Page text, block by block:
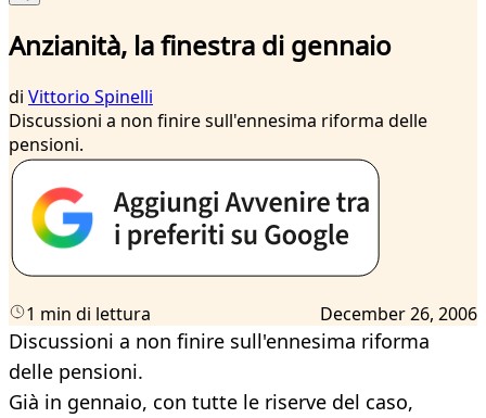
Anzianità, la finestra di gennaio
di Vittorio Spinelli
Discussioni a non finire sull'ennesima riforma delle
pensioni.
1 min di lettura December 26, 2006
Discussioni a non finire sull'ennesima riforma
delle pensioni.
Già in gennaio, con tutte le riserve del caso,